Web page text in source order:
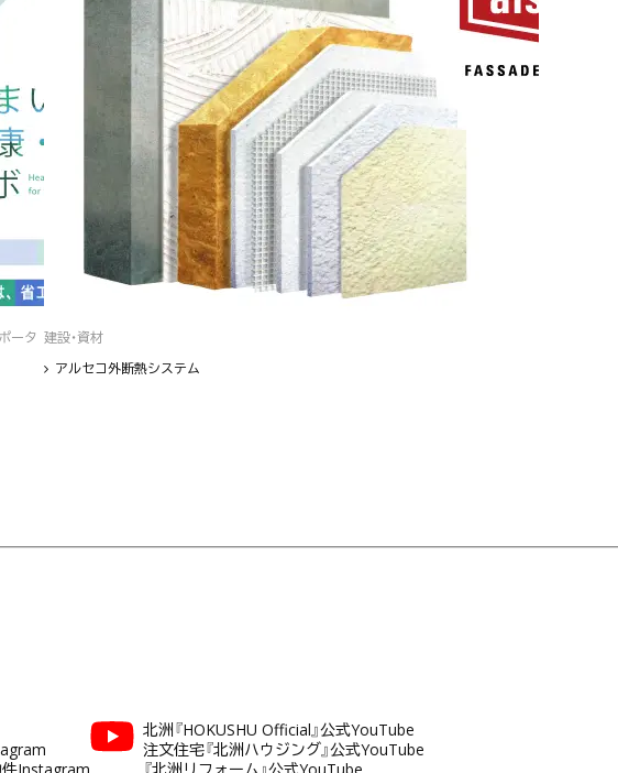
ータ 建設・資材
アルセコ外断熱システム
北洲『HOKUSHU Official』公式YouTube
注文住宅『北洲ハウジング』公式YouTube